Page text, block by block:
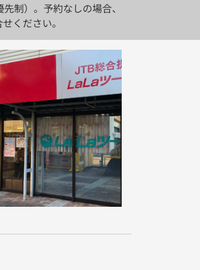
制）。予約なしの場合、
ください。